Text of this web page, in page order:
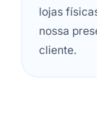
lojas
nossa
cliente.